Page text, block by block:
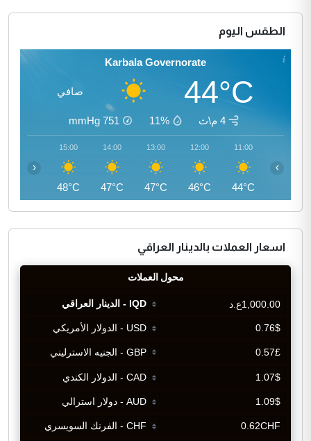
الطقس اليوم
Karbala Governorate
44°C صافي
4 م\ث 11%
751
mmHg
11:00
44°C
12:00
46°C
13:00
47°C
14:00
47°C
15:00
48°C
‹ ›
اسعار العملات بالدينار العراقي